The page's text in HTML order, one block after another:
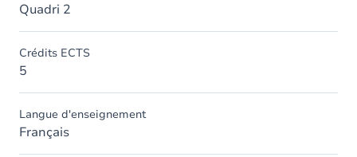
Quadri 2
Crédits ECTS
5
Langue d'enseignement
Français